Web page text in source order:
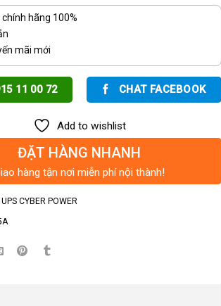
hãng 100%
mãi mới
11 00 72 CHAT FACEBOOK
Add to wishlist
ĐẶT HÀNG NHANH
hàng tận nơi miễn phí nội thành!
UPS CYBER POWER